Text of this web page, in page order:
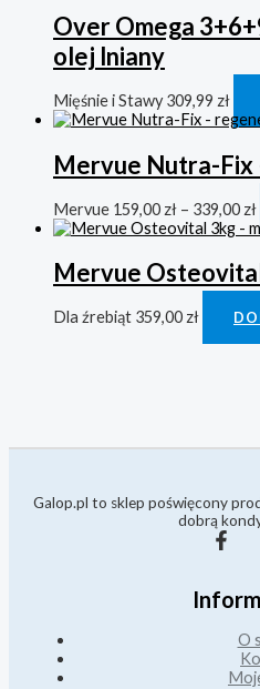
Over Omega
olej lniany
Mięśnie i Stawy309,99 zł
Mervue Nutra-Fix
Mervue 159,00 zł – 339,00 zł
Mervue
Dla źrebiąt 359,00 zł
Galop.pl to sklep poświęcony
dobrą
O